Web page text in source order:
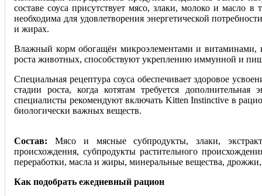
составе соуса присутствует мясо, злаки, молоко и масло в
необходима для удовлетворения энергетической
и жирах.
Влажный корм обогащён микроэлементами и витаминами,
роста животных, способствуют укреплению иммунной и
Специальная рецептура соуса обеспечивает здоровое
стадии роста, когда котятам требуется дополнительная
специалисты рекомендуют включать Kitten Instinctive в
биологически важных веществ.
Состав: Мясо и мясные субпродукты, злаки,
происхождения, субпродукты растительного
переработки, масла и жиры, минеральные вещества,
Как подобрать ежедневный рацион